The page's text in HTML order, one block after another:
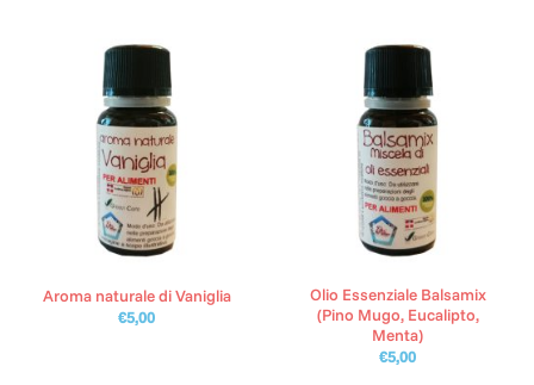
Aroma naturale di Vaniglia
€5,00
Olio Essenziale Balsamix
(Pino Mugo, Eucalipto,
Menta)
€5,00